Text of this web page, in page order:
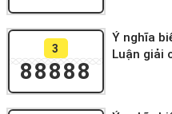
3
88888
Ý nghĩa
Luận giải